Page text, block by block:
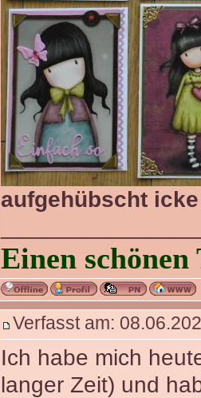
aufgehübscht icke
Einen
Verfasst am:
Ich habe mich
langer Zeit) und